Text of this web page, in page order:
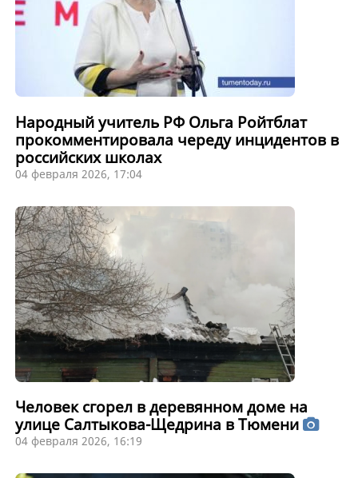
Народный учитель РФ Ольга Ройтблат
прокомментировала череду инцидентов в
российских школах
04 февраля 2026, 17:04
Человек сгорел в деревянном доме на
улице Салтыкова-Щедрина в Тюмени
04 февраля 2026, 16:19